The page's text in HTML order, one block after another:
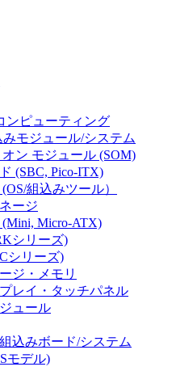
ンピューティング
モジュール/システム
ン モジュール (SOM)
(SBC, Pico-ITX)
組込みツール）
ージ
Micro-ATX)
シリーズ)
シリーズ)
ジ・メモリ
レイ・タッチパネル
ュール
込みボード/システム
モデル)